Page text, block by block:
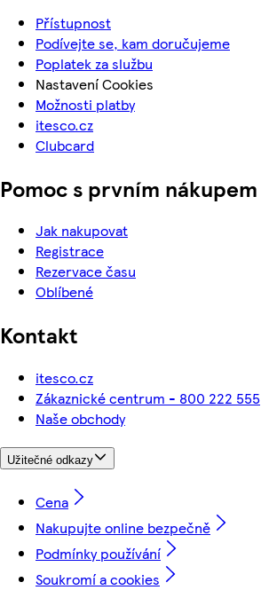
Přístupnost
Podívejte se, kam doručujeme
Poplatek za službu
Nastavení Cookies
Možnosti platby
itesco.cz
Clubcard
Pomoc s prvním nákupem
Jak nakupovat
Registrace
Rezervace času
Oblíbené
Kontakt
itesco.cz
Zákaznické centrum - 800 222 555
Naše obchody
Užitečné odkazy
Cena
Nakupujte online bezpečně
Podmínky používání
Soukromí a cookies